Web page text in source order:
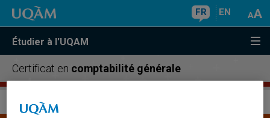
FR EN
Étudier à l'UQAM
Certificat en comptabilité générale